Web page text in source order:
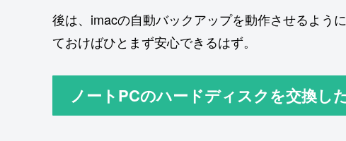
後は、imacの自動バックアップを動作させるよう
ておけばひとまず安心できるはず。
ノートPCのハードディスクを交換し